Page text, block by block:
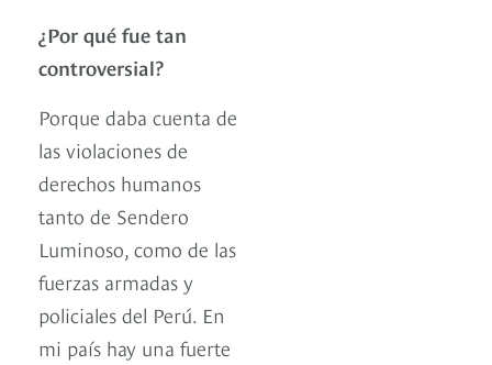
¿Por qué fue tan
controversial?
Porque daba cuenta de
las violaciones de
derechos humanos
tanto de Sendero
Luminoso, como de las
fuerzas armadas y
policiales del Perú. En
mi país hay una fuerte